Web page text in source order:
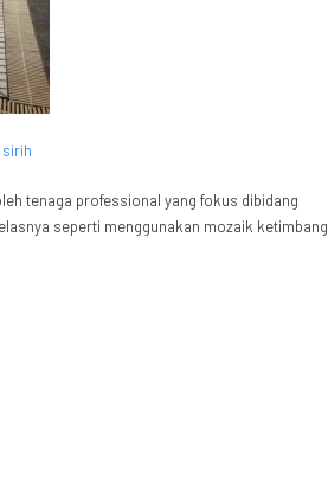
tenaga professional yang fokus dibidang
seperti menggunakan mozaik ketimbang